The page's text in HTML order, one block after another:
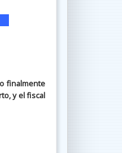
finalmente
y el fiscal